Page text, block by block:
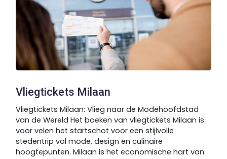
Vliegtickets Milaan
Vliegtickets Milaan: Vlieg naar de Modehoofdstad
van de Wereld Het boeken van vliegtickets Milaan is
voor velen het startschot voor een stijlvolle
stedentrip vol mode, design en culinaire
hoogtepunten. Milaan is het economische hart van